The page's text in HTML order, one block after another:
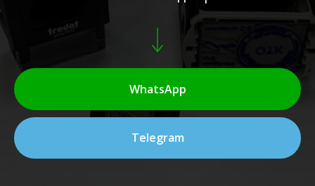
WhatsApp
Telegram